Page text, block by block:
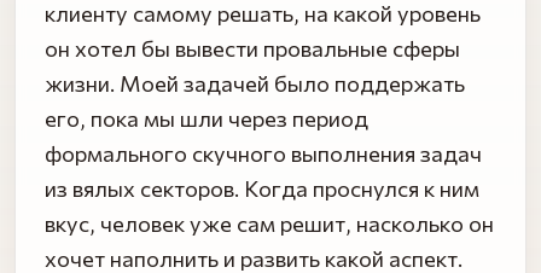
клиенту самому решать, на какой уровень
он хотел бы вывести провальные сферы
жизни. Моей задачей было поддержать
его, пока мы шли через период
формального скучного выполнения задач
из вялых секторов. Когда проснулся к ним
вкус, человек уже сам решит, насколько он
хочет наполнить и развить какой аспект.